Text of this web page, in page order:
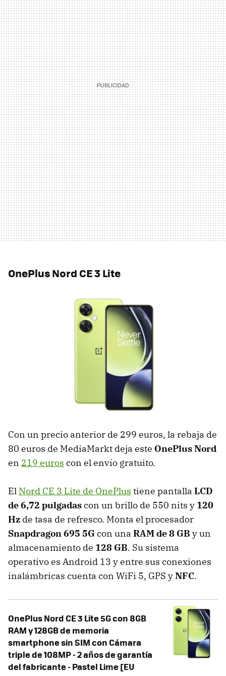
OnePlus Nord CE 3 Lite
Con un precio anterior de 299 euros, la rebaja de
80 euros de MediaMarkt deja este OnePlus Nord
en 219 euros con el envío gratuito.
El Nord CE 3 Lite de OnePlus tiene pantalla LCD
de 6,72 pulgadascon un brillo de 550 nits y 120
Hz de tasa de refresco. Monta el procesador
Snapdragon 695 5Gcon una RAM de 8 GB y un
almacenamiento de 128 GB. Su sistema
operativo es Android 13 y entre sus conexiones
inalámbricas cuenta con WiFi 5, GPS yNFC.
OnePlus Nord CE 3 Lite 5G con 8GB
RAM y 128GB de memoria
smartphone sin SIM con Cámara
triple de 108MP - 2 años de garantía
del fabricante - Pastel Lime [EU